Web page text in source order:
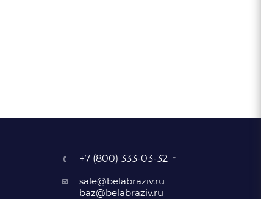
+7 (800) 333-03-32
sale@belabraziv.ru
baz@belabraziv.ru